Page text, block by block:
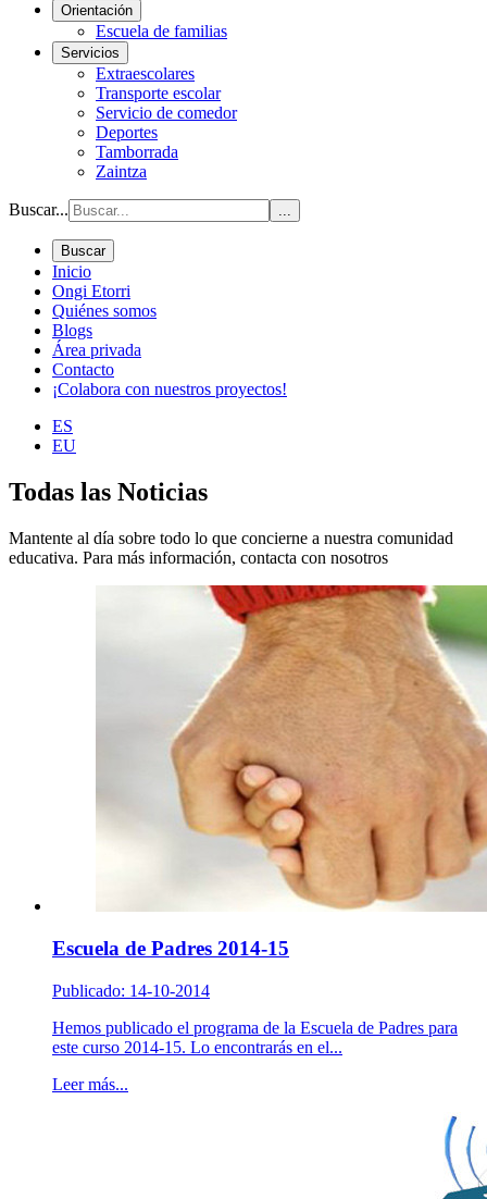
Orientación
Escuela de familias
Servicios
Extraescolares
Transporte escolar
Servicio de comedor
Deportes
Tamborrada
Zaintza
Buscar... ...
Buscar
Inicio
Ongi Etorri
Quiénes somos
Blogs
Área privada
Contacto
¡Colabora con nuestros proyectos!
ES
EU
Todas las Noticias
Mantente al día sobre todo lo que concierne a nuestra comunidad
educativa. Para más información, contacta con nosotros
Escuela de Padres 2014-15
Publicado: 14-10-2014
Hemos publicado el programa de la Escuela de Padres para
este curso 2014-15. Lo encontrarás en el...
Leer más...